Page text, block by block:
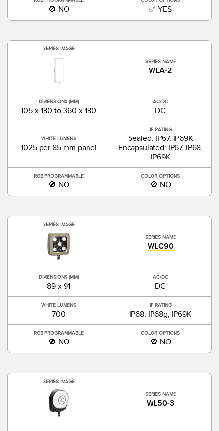
🚫 NO ✅ YES
SERIES IMAGE
SERIES NAME
WLA-2
DIMENSIONS (MM)
105 x 180 to 360 x 180
AC/DC
DC
WHITE LUMENS
1025 per 85 mm panel
IP RATING
Sealed: IP67, IP69K
Encapsulated: IP67, IP68,
IP69K
RGB PROGRAMMABLE
🚫 NO
COLOR OPTIONS
🚫 NO
SERIES IMAGE
SERIES NAME
WLC90
DIMENSIONS (MM)
89 x 91
AC/DC
DC
WHITE LUMENS
700
IP RATING
IP68, IP68g, IP69K
RGB PROGRAMMABLE
🚫 NO
COLOR OPTIONS
🚫 NO
SERIES IMAGE
SERIES NAME
WL50-3